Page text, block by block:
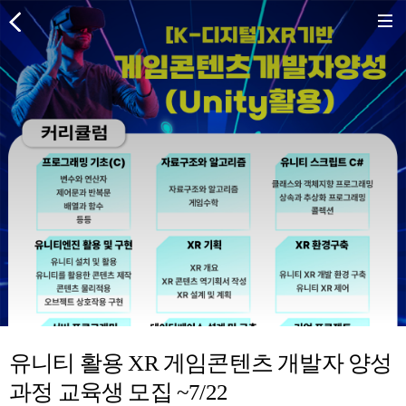
유니티 활용 XR 게임콘텐츠 개발자 양성
과정 교육생 모집 ~7/22